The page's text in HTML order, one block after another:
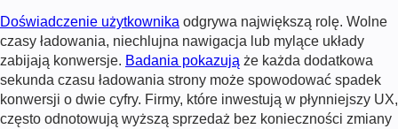
Doświadczenie użytkownika odgrywa największą rolę. Wolne
czasy ładowania, niechlujna nawigacja lub mylące układy
zabijają konwersje. Badania pokazują że każda dodatkowa
sekunda czasu ładowania strony może spowodować spadek
konwersji o dwie cyfry. Firmy, które inwestują w płynniejszy UX,
często odnotowują wyższą sprzedaż bez konieczności zmiany